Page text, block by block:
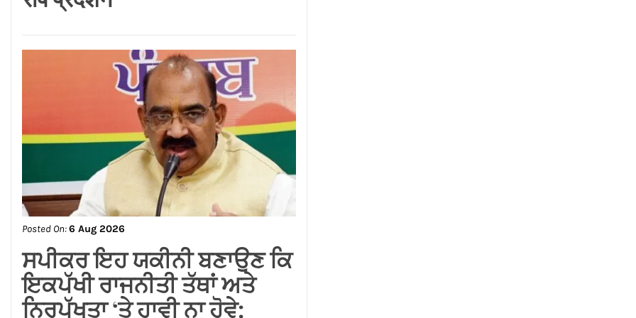
Posted On:6 Aug 2026
ਸਪੀਕਰ ਇਹ ਯਕੀਨੀ ਬਣਾਉਣ ਕਿ
ਇਕਪੱਖੀ ਰਾਜਨੀਤੀ ਤੱਥਾਂ ਅਤੇ
ਨਿਰਪੱਖਤਾ ‘ਤੇ ਹਾਵੀ ਨਾ ਹੋਵੇ:
ਅਸ਼ਵਨੀ ਸ਼ਰਮਾ*